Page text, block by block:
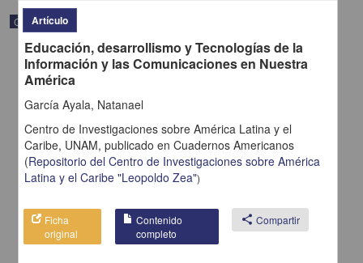
Correspondencia postal
Artículo
Educación, desarrollismo y Tecnologías de la
Información y las Comunicaciones en Nuestra
América
García Ayala, Natanael
Centro de Investigaciones sobre América Latina y el
Caribe, UNAM, publicado enCuadernos Americanos
(Repositorio del Centro de Investigaciones sobre América
Latina y el Caribe "Leopoldo Zea")
Ficha
original
Contenido
completo
share Compartir